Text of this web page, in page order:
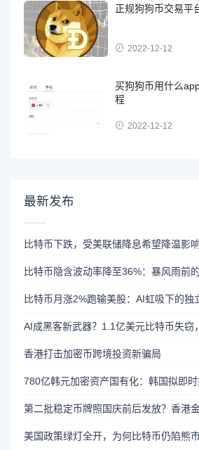
正规狗狗币交易平
2022-12-12
买狗狗币用什么
程
2022-12-12
最新发布
比特币下跌，受美联储降息希望降温影响
比特币隐含波动率降至36%：暴风雨前的
比特币月涨2%跑输美股：AI虹吸下的独
香港打击加密币跨境投资新骗局
780亿韩元加密资产国有化：韩国拟即
美国政策绿灯全开，为何比特币仍陷熊市